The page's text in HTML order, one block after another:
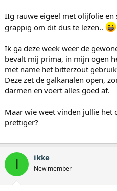
IIg rauwe eigeel met olijfolie en
grappig om dit dus te lezen..
Ik ga deze week weer de
bevalt mij prima, in mijn ogen
met name het bitterzout
Deze zet de galkanalen open,
darmen en voert alles goed af.
Maar wie weet vinden jullie het
prettiger?
I ikke
New member